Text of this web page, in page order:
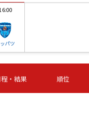
パツ
第16節 09/05 (土) 15:00
石人の星
-
節
程・結果 順位